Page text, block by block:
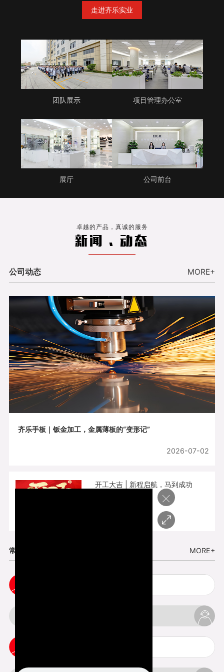
走进齐乐实业
团队展示 项目管理办公室
展厅 公司前台
卓越的产品，真诚的服务
新闻 . 动态
公司动态 MORE+
齐乐手板｜钣金加工，金属薄板的“变形记”
2026-07-02
开工大吉 | 新程启航，马到成功
常见问题 MORE+
×